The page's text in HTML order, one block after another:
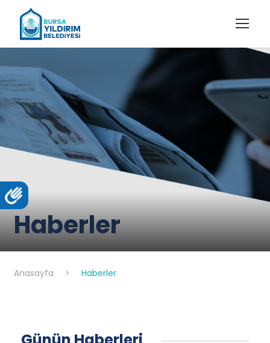
Haberler
Anasayfa > Haberler